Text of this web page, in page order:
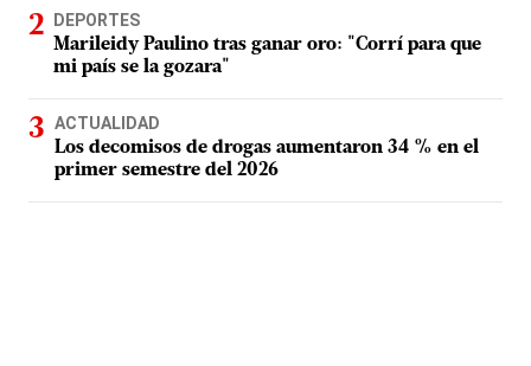
DEPORTES
Marileidy Paulino tras ganar oro: "Corrí para que
mi país se la gozara"
ACTUALIDAD
Los decomisos de drogas aumentaron 34 % en el
primer semestre del 2026